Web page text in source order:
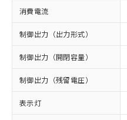
消費電流
制御出力（出力形式）
制御出力（開閉容量）
制御出力（残留電圧）
表示灯